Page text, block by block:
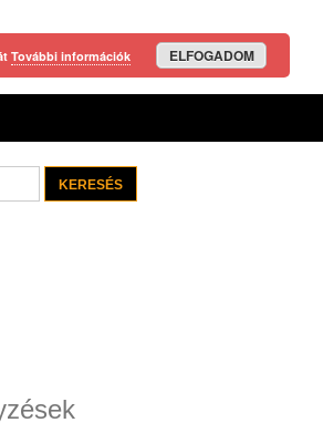
További információk ELFOGADOM